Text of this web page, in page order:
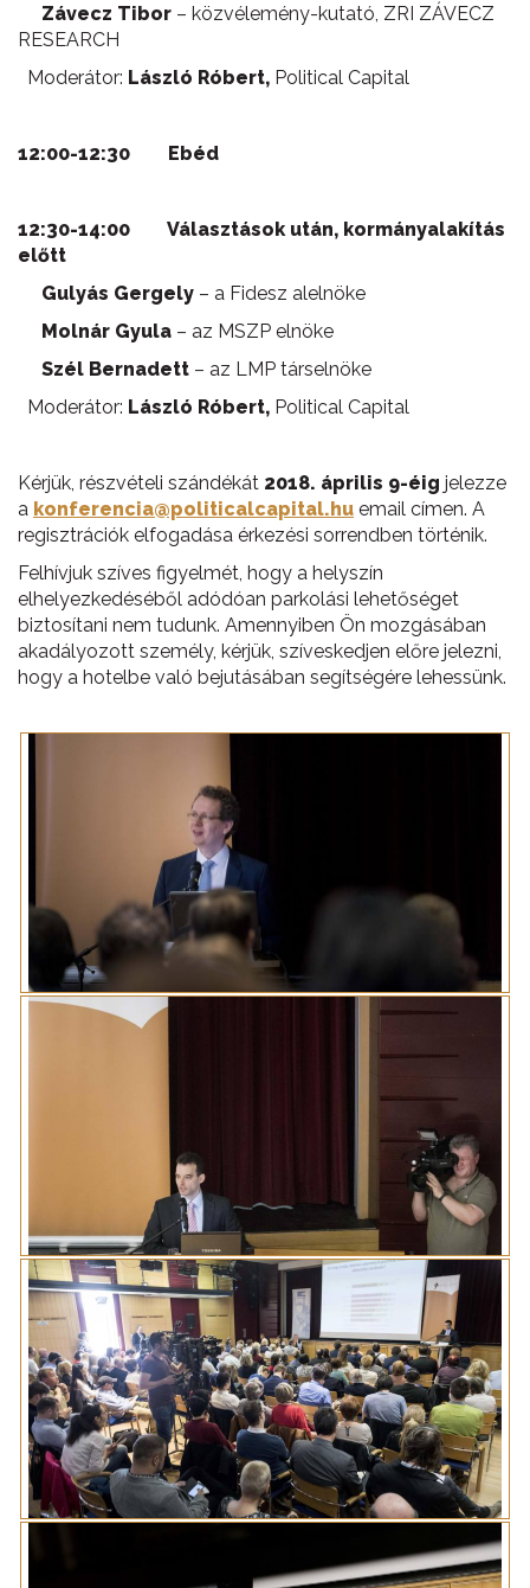
Závecz Tibor – közvélemény-kutató, ZRI ZÁVECZ
RESEARCH
Moderátor: László Róbert, Political Capital
12:00-12:30 Ebéd
12:30-14:00 Választások után, kormányalakítás
előtt
Gulyás Gergely – a Fidesz alelnöke
Molnár Gyula – az MSZP elnöke
Szél Bernadett – az LMP társelnöke
Moderátor: László Róbert, Political Capital
Kérjük, részvételi szándékát 2018. április 9-éig jelezze
a konferencia@politicalcapital.hu email címen. A
regisztrációk elfogadása érkezési sorrendben történik.
Felhívjuk szíves figyelmét, hogy a helyszín
elhelyezkedéséből adódóan parkolási lehetőséget
biztosítani nem tudunk. Amennyiben Ön mozgásában
akadályozott személy, kérjük, szíveskedjen előre jelezni,
hogy a hotelbe való bejutásában segítségére lehessünk.